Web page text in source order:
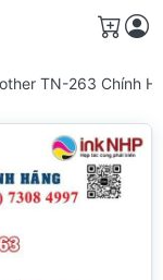
Giỏ
TN-263 Chính